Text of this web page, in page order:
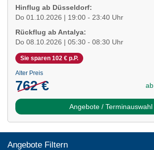
Hinflug ab Düsseldorf:
Do 01.10.2026 | 19:00 - 23:40 Uhr
Rückflug ab Antalya:
Do 08.10.2026 | 05:30 - 08:30 Uhr
Sie sparen 102 € p.P.
Alter Preis
762 € ab
Angebote / Terminauswahl
Angebote Filtern